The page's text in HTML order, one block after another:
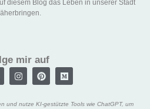
diesem Blog das Leben in unserer Stadt
mir auf
und nutze KI-gestützte Tools wie ChatGPT, um